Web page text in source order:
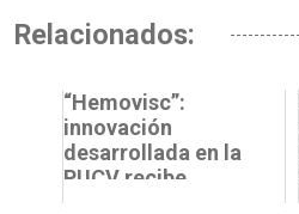
Relacionados:
“Hemovisc”:
innovación
desarrollada en la
PUCV recibe